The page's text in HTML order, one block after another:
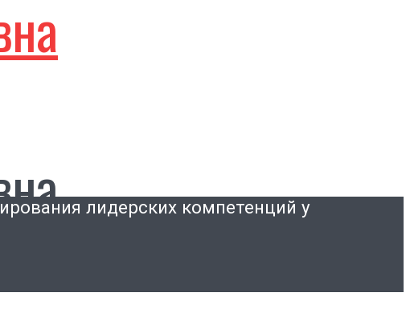
лидерских компетенций у